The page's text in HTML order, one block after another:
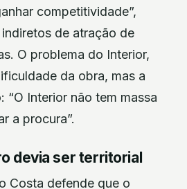
competitividade”,
de atração de
O problema do Interior,
da obra, mas a
“O Interior não tem massa
a procura”.
devia ser territorial
Costa defende que o